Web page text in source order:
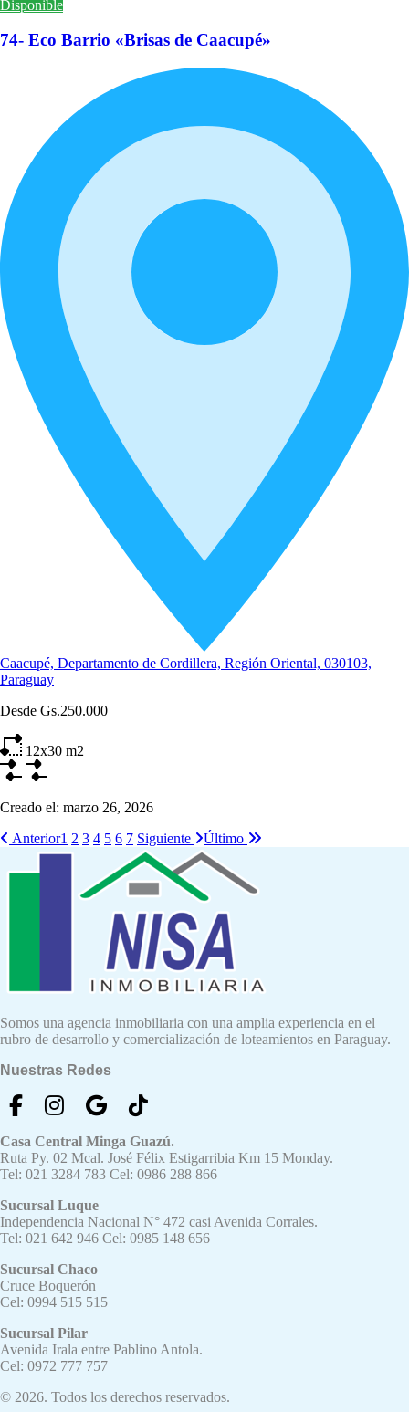
Disponible
74- Eco Barrio «Brisas de Caacupé»
Caacupé, Departamento de Cordillera, Región Oriental, 030103,
Paraguay
Desde Gs.250.000
12x30 m2
Creado el: marzo 26, 2026
Anterior1 2 3 4 5 6 7 Siguiente Último
Somos una agencia inmobiliaria con una amplia experiencia en el
rubro de desarrollo y comercialización de loteamientos en Paraguay.
Nuestras Redes
Casa Central Minga Guazú.
Ruta Py. 02 Mcal. José Félix Estigarribia Km 15 Monday.
Tel: 021 3284 783 Cel: 0986 288 866
Sucursal Luque
Independencia Nacional N° 472 casi Avenida Corrales.
Tel: 021 642 946 Cel: 0985 148 656
Sucursal Chaco
Cruce Boquerón
Cel: 0994 515 515
Sucursal Pilar
Avenida Irala entre Pablino Antola.
Cel: 0972 777 757
© 2026. Todos los derechos reservados.